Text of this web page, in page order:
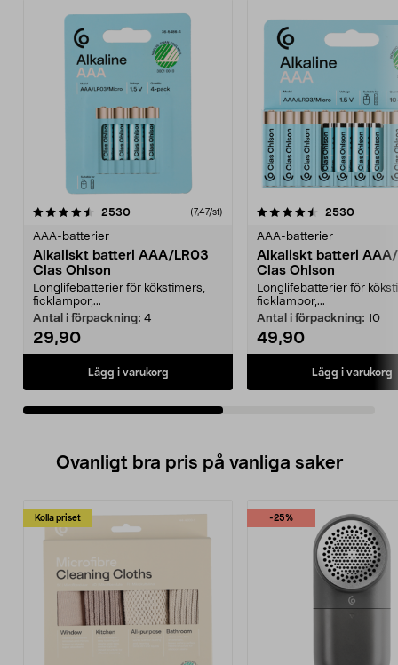
2530recensioner (7,47/st)
AAA-batterier
Alkaliskt batteri AAA/LR03
Clas Ohlson
Longlifebatterier för kökstimers,
ficklampor,...
Antal i förpackning: 4
29,90
Lägg i varukorg
4.5av 5 stjärnor 2530
AAA-batterier
Alkaliskt batteri
Clas Ohlson
Longlifebatterier för
ficklampor,...
Antal i förpackning: 10
49,90
Lägg i varukorg
4.5av 5 stjärnor
Ovanligt bra pris på vanliga saker
Kolla priset -25%